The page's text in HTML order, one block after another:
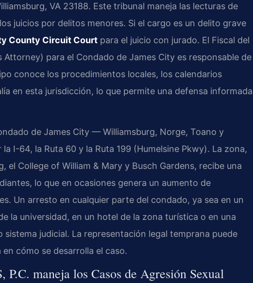
VA 23188. Este tribunal maneja las lecturas de
juicios por delitos menores. Si el cargo es un delito grave
County Circuit Court para el juicio con jurado. El Fiscal del
Attorney) para el Condado de James City es responsable de
conoce los procedimientos locales, los calendarios
en esta jurisdicción, lo que permite una defensa informada
de James City — Williamsburg, Norge, Toano y
I-64, la Ruta 60 y la Ruta 199 (Humelsine Pkwy). La zona,
el College of William & Mary y Busch Gardens, recibe una
lo que en ocasiones genera un aumento de
Un arresto en cualquier parte del condado, ya sea en un
la universidad, en un hotel de la zona turística o en una
sistema judicial. La representación legal temprana puede
cómo se desarrolla el caso.
maneja los Casos de Agresión Sexual